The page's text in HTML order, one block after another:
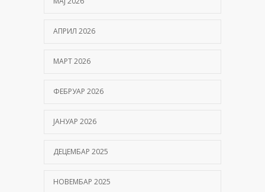
postaje razlog za brigu?
javiti hematologu
АПРИЛ 2026
МАРТ 2026
ФЕБРУАР 2026
ЈАНУАР 2026
ДЕЦЕМБАР 2025
НОВЕМБАР 2025